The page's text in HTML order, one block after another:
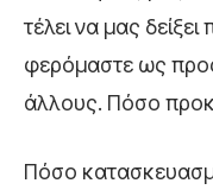
τέλει να μας
φερόμαστε ως
άλλους. Πόσο
Πόσο